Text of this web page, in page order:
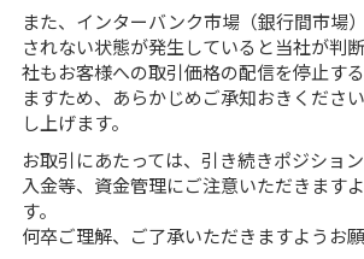
また、インターバンク市場（銀行間市場
されない状態が発生していると当社が判
社もお客様への取引価格の配信を停止す
ますため、あらかじめご承知おきくださ
し上げます。
お取引にあたっては、引き続きポジショ
入金等、資金管理にご注意いただきます
す。
何卒ご理解、ご了承いただきますようお